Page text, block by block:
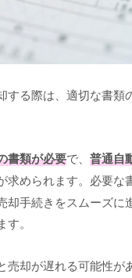
する際は、適切な書類
書類が必要で、 普通自
求められます。必要な
却手続きをスムーズに
。
却が遅れる可能性が